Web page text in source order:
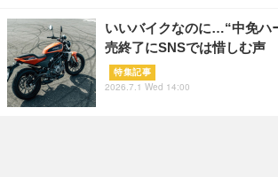
いいバイクなのに…“中免ハ
売終了にSNSでは惜しむ声
特集記事
2026.7.1 Wed 14:00